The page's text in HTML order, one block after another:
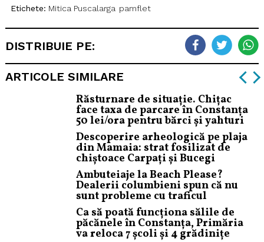
Etichete: Mitica Puscalarga pamflet
DISTRIBUIE PE:
ARTICOLE SIMILARE
Răsturnare de situație. Chițac
face taxa de parcare în Constanța
50 lei/ora pentru bărci și yahturi
Descoperire arheologică pe plaja
din Mamaia: strat fosilizat de
chiștoace Carpați și Bucegi
Ambuteiaje la Beach Please?
Dealerii columbieni spun că nu
sunt probleme cu traficul
Ca să poată funcționa sălile de
păcănele în Constanța, Primăria
va reloca 7 școli și 4 grădinițe